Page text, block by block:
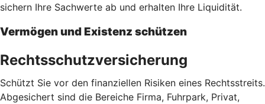
sichern Ihre Sachwerte ab und erhalten Ihre Liquidität.
Vermögen und Existenz schützen
Rechtsschutzversicherung
Schützt Sie vor den finanziellen Risiken eines Rechtsstreits.
Abgesichert sind die Bereiche Firma, Fuhrpark, Privat,